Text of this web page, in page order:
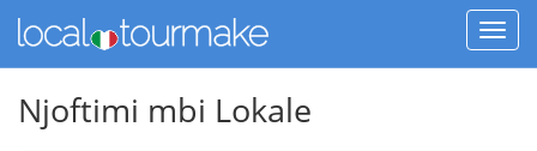
Njoftimi mbi Lokale